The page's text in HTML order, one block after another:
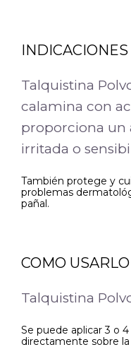
INDICACIONES
Talquistina
calamina con
proporciona un
irritada o
También protege y
problemas
pañal.
COMO USARLO
Talquistina
Se puede aplicar 3 o
directamente sobre